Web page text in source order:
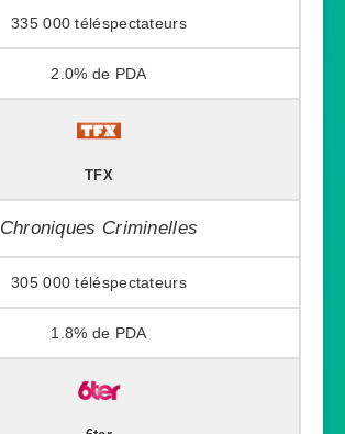
335 000
2.0%
TFX
Chroniques Criminelles
305 000
1.8%